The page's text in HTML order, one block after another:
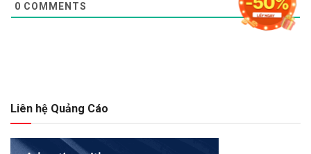
0 COMMENTS
Liên hệ Quảng Cáo